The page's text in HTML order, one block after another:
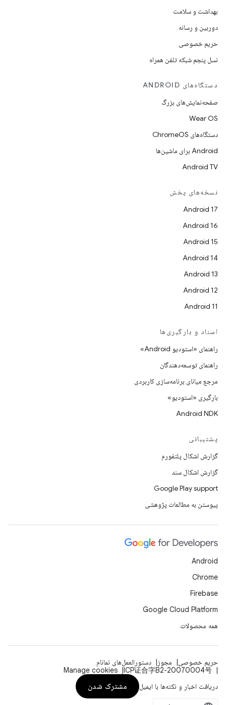
بهداشت و سلامت
دوربین و رسانه
حریم خصوصی
نسل پنجم شبکه تلفن همراه
دستگاه‌های ANDROID
صفحه‌نمایش‌های بزرگ
Wear OS
دستگاه‌های ChromeOS
Android برای ماشین‌ها
Android TV
نسخه‌های پخش
Android 17
Android 16
Android 15
Android 14
Android 13
Android 12
Android 11
اسناد و بارگیری‌ها
راهنمای «استودیو Android»
راهنمای توسعه‌دهندگان
مرجع میانای برنامه‌سازی کاربردی
بارگیری «استودیو»
Android NDK
پشتیبانی
گزارش اشکال پلتفورم
گزارش اشکال سند
Google Play support
پیوستن به مطالعات پژوهشی
Android
Chrome
Firebase
Google Cloud Platform
همه محصولات
حریم خصوصی مجوز
دستورالعمل‌های نمانام
ICP证合字B2-20070004号
Manage cookies
دریافت اخبار و نکته‌ها با ایمیل
مشترک شدن